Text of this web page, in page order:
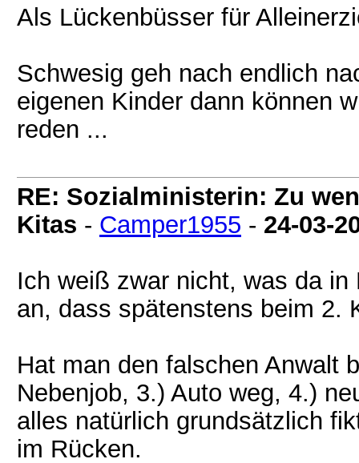
Als Lückenbüsser für
Schwesig geh nach endlich
eigenen Kinder dann können
reden ...
RE: Sozialministerin: Zu
Kitas - Camper1955 - 24-03-
Ich weiß zwar nicht, was da
an, dass spätenstens beim 2.
Hat man den falschen Anwalt
Nebenjob, 3.) Auto weg, 4.)
alles natürlich grundsätzlich
im Rücken.